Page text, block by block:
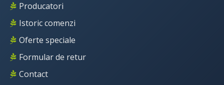
Producatori
Istoric comenzi
Oferte speciale
Formular de retur
Contact